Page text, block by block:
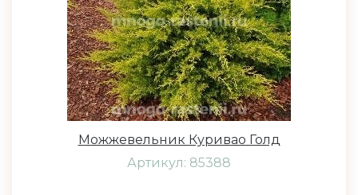
Можжевельник Куривао Голд
Артикул: 85388